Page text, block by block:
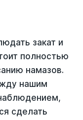
закат и
полностью
намазов.
нашим
сделать